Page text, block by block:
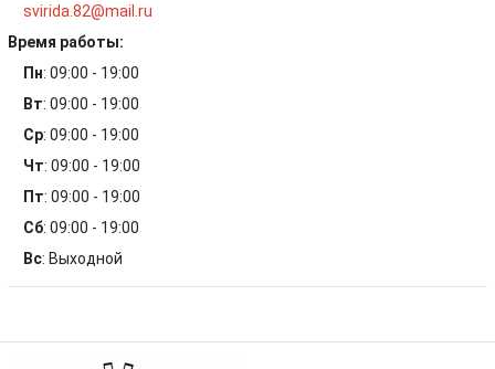
svirida.82@mail.ru
Время работы:
Пн: 09:00 - 19:00
Вт: 09:00 - 19:00
Ср: 09:00 - 19:00
Чт: 09:00 - 19:00
Пт: 09:00 - 19:00
Сб: 09:00 - 19:00
Вс: Выходной